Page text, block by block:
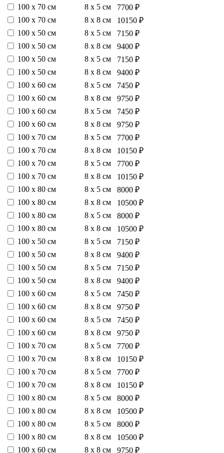
100 х 70 см
8 х 5 см
7700 ₽
100 х 70 см
8 х 8 см
10150 ₽
100 х 50 см
8 х 5 см
7150 ₽
100 х 50 см
8 х 8 см
9400 ₽
100 х 50 см
8 х 5 см
7150 ₽
100 х 50 см
8 х 8 см
9400 ₽
100 х 60 см
8 х 5 см
7450 ₽
100 х 60 см
8 х 8 см
9750 ₽
100 х 60 см
8 х 5 см
7450 ₽
100 х 60 см
8 х 8 см
9750 ₽
100 х 70 см
8 х 5 см
7700 ₽
100 х 70 см
8 х 8 см
10150 ₽
100 х 70 см
8 х 5 см
7700 ₽
100 х 70 см
8 х 8 см
10150 ₽
100 х 80 см
8 х 5 см
8000 ₽
100 х 80 см
8 х 8 см
10500 ₽
100 х 80 см
8 х 5 см
8000 ₽
100 х 80 см
8 х 8 см
10500 ₽
100 х 50 см
8 х 5 см
7150 ₽
100 х 50 см
8 х 8 см
9400 ₽
100 х 50 см
8 х 5 см
7150 ₽
100 х 50 см
8 х 8 см
9400 ₽
100 х 60 см
8 х 5 см
7450 ₽
100 х 60 см
8 х 8 см
9750 ₽
100 х 60 см
8 х 5 см
7450 ₽
100 х 60 см
8 х 8 см
9750 ₽
100 х 70 см
8 х 5 см
7700 ₽
100 х 70 см
8 х 8 см
10150 ₽
100 х 70 см
8 х 5 см
7700 ₽
100 х 70 см
8 х 8 см
10150 ₽
100 х 80 см
8 х 5 см
8000 ₽
100 х 80 см
8 х 8 см
10500 ₽
100 х 80 см
8 х 5 см
8000 ₽
100 х 80 см
8 х 8 см
10500 ₽
100 х 60 см
8 х 8 см
9750 ₽